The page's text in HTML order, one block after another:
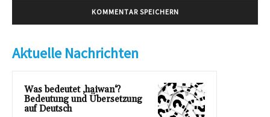
Aktuelle Nachrichten
Was bedeutet ‚haiwan‘?
Bedeutung und Übersetzung
auf Deutsch